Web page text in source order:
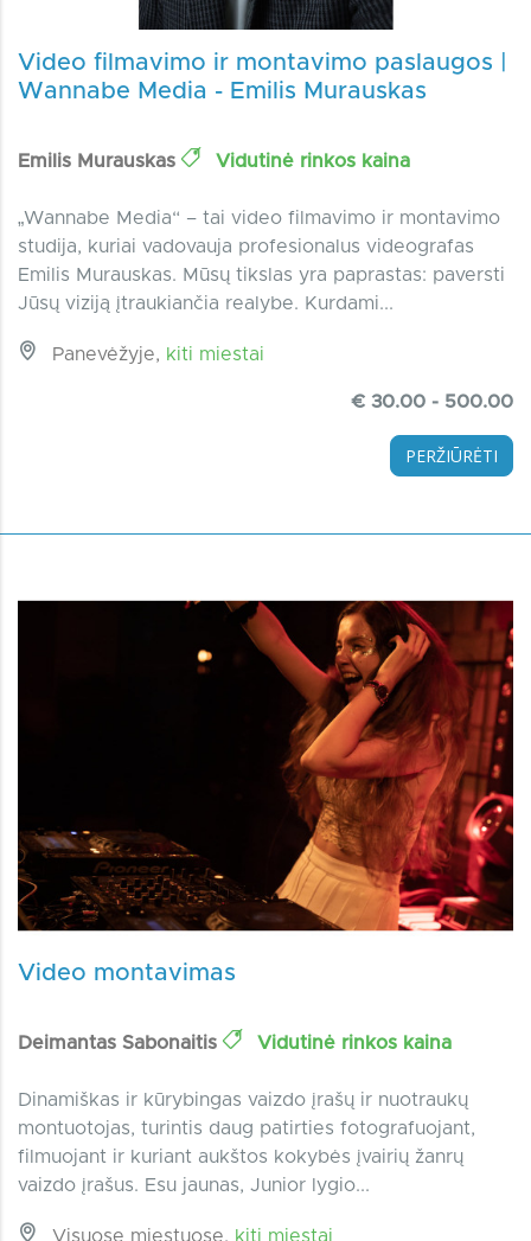
Video filmavimo ir montavimo paslaugos |
Wannabe Media - Emilis Murauskas
Emilis Murauskas Vidutinė rinkos kaina
„Wannabe Media“ – tai video filmavimo ir montavimo
studija, kuriai vadovauja profesionalus videografas
Emilis Murauskas. Mūsų tikslas yra paprastas: paversti
Jūsų viziją įtraukiančia realybe. Kurdami...
Panevėžyje, kiti miestai
€ 30.00 - 500.00
PERŽIŪRĖTI
Video montavimas
Deimantas Sabonaitis Vidutinė rinkos kaina
Dinamiškas ir kūrybingas vaizdo įrašų ir nuotraukų
montuotojas, turintis daug patirties fotografuojant,
filmuojant ir kuriant aukštos kokybės įvairių žanrų
vaizdo įrašus. Esu jaunas, Junior lygio...
Visuose miestuose, kiti miestai